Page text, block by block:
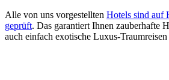
Alle von uns vorgestellten Hotels sind auf
geprüft. Das garantiert Ihnen zauberhafte
auch einfach exotische Luxus-